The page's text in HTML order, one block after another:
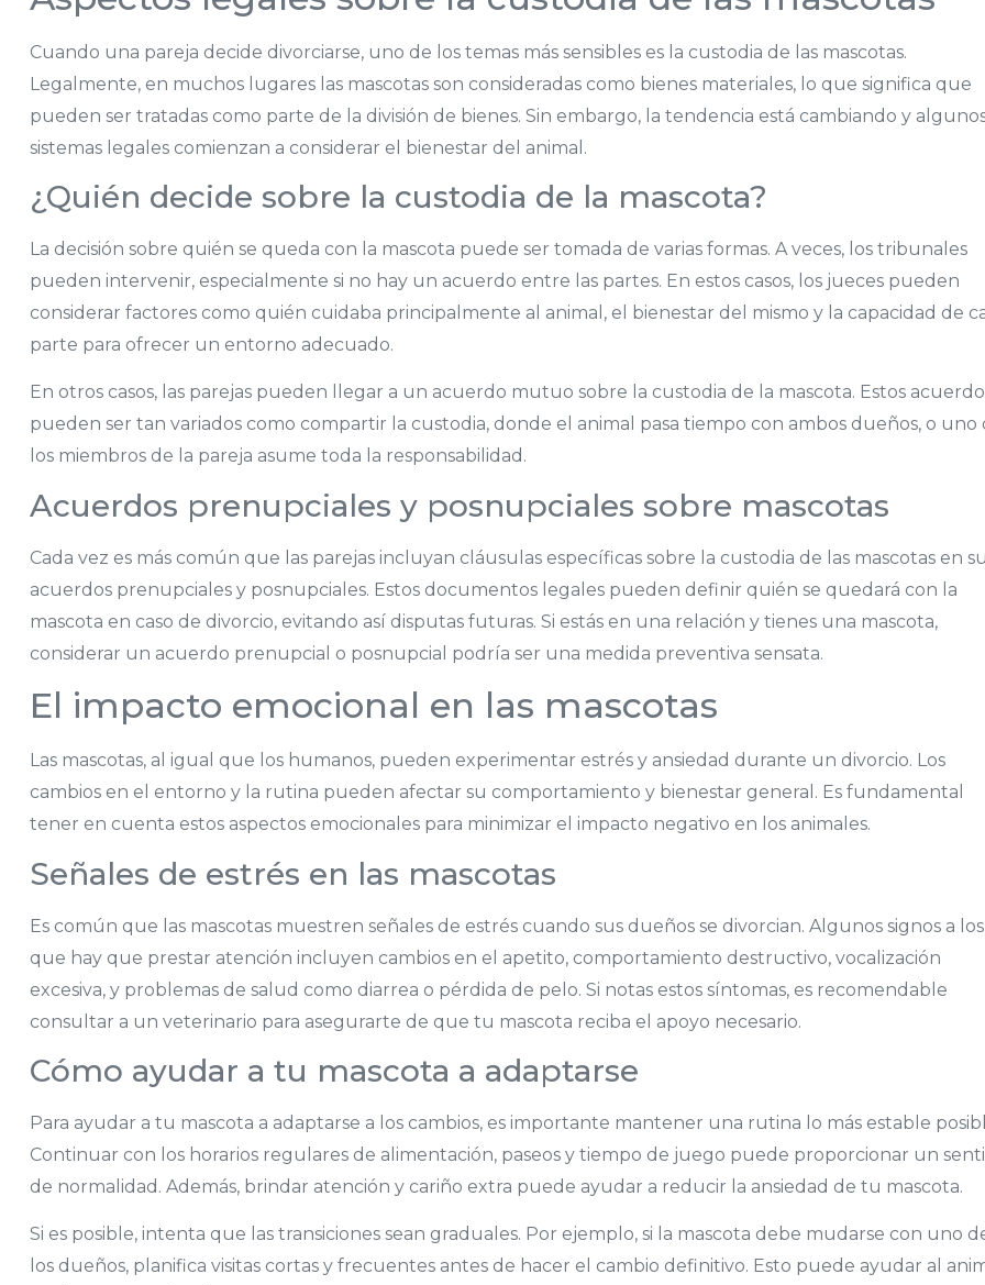
Cuando una pareja decide divorciarse, uno de los temas más sensibles es la custodia de las mascotas.
Legalmente, en muchos lugares las mascotas son consideradas como bienes materiales, lo que significa que
pueden ser tratadas como parte de la división de bienes. Sin embargo, la tendencia está cambiando y
sistemas legales comienzan a considerar el bienestar del animal.
¿Quién decide sobre la custodia de la mascota?
La decisión sobre quién se queda con la mascota puede ser tomada de varias formas. A veces, los tribunales
pueden intervenir, especialmente si no hay un acuerdo entre las partes. En estos casos, los jueces pueden
considerar factores como quién cuidaba principalmente al animal, el bienestar del mismo y la capacidad de
parte para ofrecer un entorno adecuado.
En otros casos, las parejas pueden llegar a un acuerdo mutuo sobre la custodia de la mascota. Estos
pueden ser tan variados como compartir la custodia, donde el animal pasa tiempo con ambos dueños, o uno
los miembros de la pareja asume toda la responsabilidad.
Acuerdos prenupciales y posnupciales sobre mascotas
Cada vez es más común que las parejas incluyan cláusulas específicas sobre la custodia de las mascotas en
acuerdos prenupciales y posnupciales. Estos documentos legales pueden definir quién se quedará con la
mascota en caso de divorcio, evitando así disputas futuras. Si estás en una relación y tienes una mascota,
considerar un acuerdo prenupcial o posnupcial podría ser una medida preventiva sensata.
El impacto emocional en las mascotas
Las mascotas, al igual que los humanos, pueden experimentar estrés y ansiedad durante un divorcio. Los
cambios en el entorno y la rutina pueden afectar su comportamiento y bienestar general. Es fundamental
tener en cuenta estos aspectos emocionales para minimizar el impacto negativo en los animales.
Señales de estrés en las mascotas
Es común que las mascotas muestren señales de estrés cuando sus dueños se divorcian. Algunos signos a los
que hay que prestar atención incluyen cambios en el apetito, comportamiento destructivo, vocalización
excesiva, y problemas de salud como diarrea o pérdida de pelo. Si notas estos síntomas, es recomendable
consultar a un veterinario para asegurarte de que tu mascota reciba el apoyo necesario.
Cómo ayudar a tu mascota a adaptarse
Para ayudar a tu mascota a adaptarse a los cambios, es importante mantener una rutina lo más estable
Continuar con los horarios regulares de alimentación, paseos y tiempo de juego puede proporcionar un
de normalidad. Además, brindar atención y cariño extra puede ayudar a reducir la ansiedad de tu mascota.
Si es posible, intenta que las transiciones sean graduales. Por ejemplo, si la mascota debe mudarse con uno
los dueños, planifica visitas cortas y frecuentes antes de hacer el cambio definitivo. Esto puede ayudar al